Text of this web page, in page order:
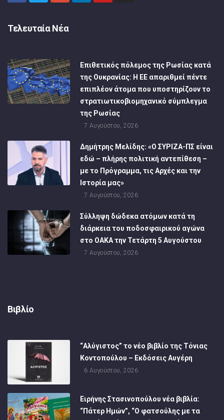
Τελευταία Νέα
Επιθετικός πόλεμος της Ρωσίας κατά
της Ουκρανίας: Η ΕΕ απαριθμεί πέντε
επιπλέον άτομα που υποστηρίζουν το
στρατιωτικοβιομηχανικό σύμπλεγμα
της Ρωσίας
7 Αυγούστου, 2026
Δημήτρης Μελίδης: «Ο ΣΥΡΙΖΑ-ΠΣ είναι
εδώ – πλήρης πολιτική αντεπίθεση –
με το Πρόγραμμα, τις Αρχές και την
Ιστορία μας»
7 Αυγούστου, 2026
Σύλληψη δώδεκα ατόμων κατά τη
διάρκεια του ποδοσφαιρικού αγώνα
στο ΟΑΚΑ την Τετάρτη 5 Αυγούστου
7 Αυγούστου, 2026
Βιβλίο
“Αλύγιστος” το νέο βιβλίο της Τόνιας
Κοντοπούλου – Εκδόσεις Αυγέρη
6 Αυγούστου, 2026
Ειρήνης Στασινοπούλου νέα βιβλία:
“Πάτερ Ημών”, “Ο φατσούλης με τα